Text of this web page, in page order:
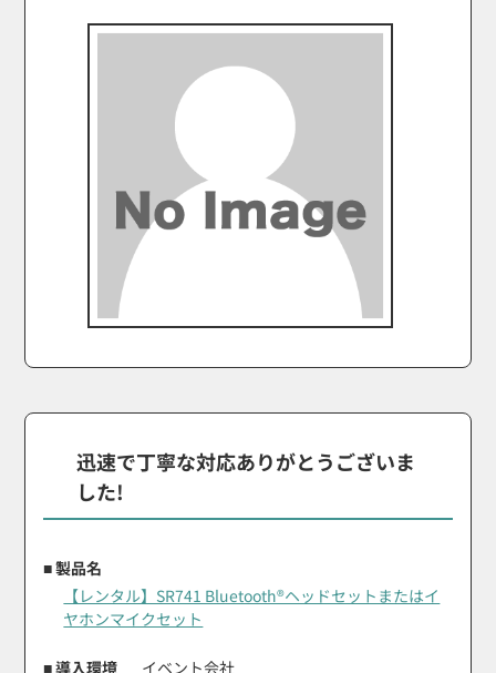
迅速で丁寧な対応ありがとうございま
した!
■ 製品名
【レンタル】SR741 Bluetooth®ヘッドセットまたはイ
ヤホンマイクセット
■ 導入環境 イベント会社